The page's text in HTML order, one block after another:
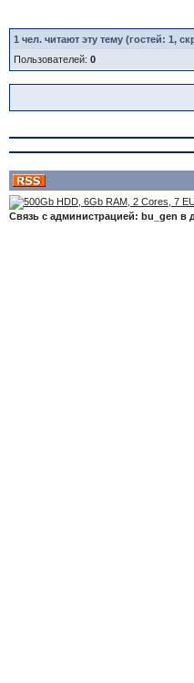
1 чел. читают эту тему (гостей: 1,
Пользователей: 0
Связь с администрацией: bu_gen в